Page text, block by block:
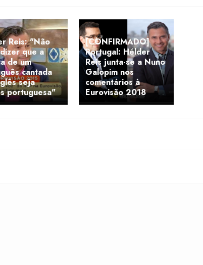
Reis: "Não
que a
de um
cantada
seja
portuguesa"
[CONFIRMADO]
Portugal: Hélder
Reis junta-se a Nuno
Galopim nos
comentários à
Eurovisão 2018